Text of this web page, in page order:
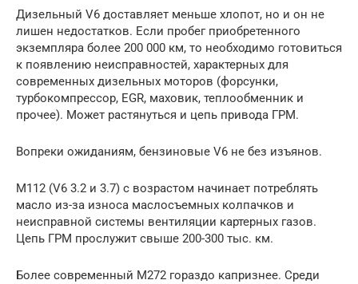
Дизельный V6 доставляет меньше хлопот, но и он не
лишен недостатков. Если пробег приобретенного
экземпляра более 200 000 км, то необходимо готовиться
к появлению неисправностей, характерных для
современных дизельных моторов (форсунки,
турбокомпрессор, EGR, маховик, теплообменник и
прочее). Может растянуться и цепь привода ГРМ.
Вопреки ожиданиям, бензиновые V6 не без изъянов.
М112 (V6 3.2 и 3.7) с возрастом начинает потреблять
масло из-за износа маслосъемных колпачков и
неисправной системы вентиляции картерных газов.
Цепь ГРМ прослужит свыше 200-300 тыс. км.
Более современный М272 гораздо капризнее. Среди